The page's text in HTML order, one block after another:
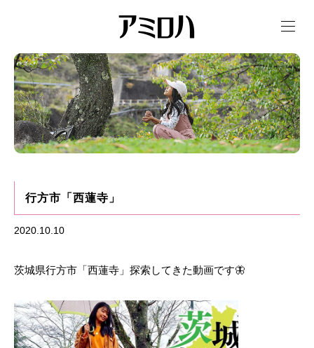
t
g
l
e
n
a
v
i
g
a
t
行方市「西蓮寺」
2020.10.10
茨城県行方市「西蓮寺」探索してきた動画です🦋